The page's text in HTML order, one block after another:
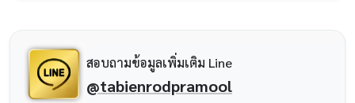
สอบถามข้อมูลเพิ่มเติม Line
@tabienrodpramool